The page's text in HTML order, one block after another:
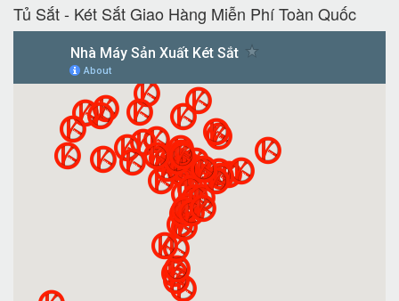
Tủ Sắt - Két Sắt Giao Hàng Miễn Phí Toàn Quốc